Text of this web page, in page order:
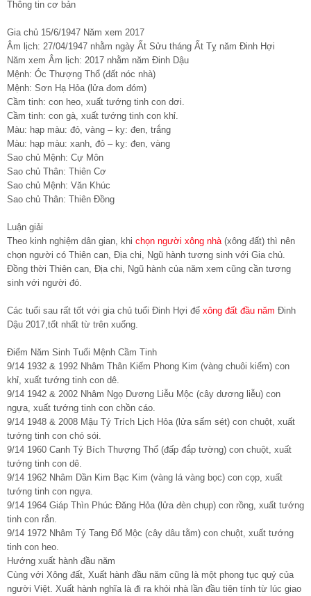
Thông tin cơ bản
Gia chủ 15/6/1947 Năm xem 2017
Âm lịch: 27/04/1947 nhằm ngày Ất Sửu tháng Ất Tỵ năm Đinh Hợi
Năm xem Âm lịch: 2017 nhằm năm Đinh Dậu
Mệnh: Óc Thượng Thổ (đất nóc nhà)
Mệnh: Sơn Hạ Hỏa (lửa đom đóm)
Cầm tinh: con heo, xuất tướng tinh con dơi.
Cầm tinh: con gà, xuất tướng tinh con khỉ.
Màu: hạp màu: đỏ, vàng – kỵ: đen, trắng
Màu: hạp màu: xanh, đỏ – kỵ: đen, vàng
Sao chủ Mệnh: Cự Môn
Sao chủ Thân: Thiên Cơ
Sao chủ Mệnh: Văn Khúc
Sao chủ Thân: Thiên Đồng
Luận giải
Theo kinh nghiệm dân gian, khi chọn người xông nhà (xông đất) thì nên
chọn người có Thiên can, Địa chi, Ngũ hành tương sinh với Gia chủ.
Đồng thời Thiên can, Địa chi, Ngũ hành của năm xem cũng cần tương
sinh với người đó.
Các tuổi sau rất tốt với gia chủ tuổi Đinh Hợi để xông đất đầu năm Đinh
Dậu 2017,tốt nhất từ trên xuống.
Điểm Năm Sinh Tuổi Mệnh Cầm Tinh
9/14 1932 & 1992 Nhâm Thân Kiếm Phong Kim (vàng chuôi kiếm) con
khỉ, xuất tướng tinh con dê.
9/14 1942 & 2002 Nhâm Ngọ Dương Liễu Mộc (cây dương liễu) con
ngựa, xuất tướng tinh con chồn cáo.
9/14 1948 & 2008 Mậu Tý Trích Lịch Hỏa (lửa sấm sét) con chuột, xuất
tướng tinh con chó sói.
9/14 1960 Canh Tý Bích Thượng Thổ (đấp đắp tường) con chuột, xuất
tướng tinh con dê.
9/14 1962 Nhâm Dần Kim Bạc Kim (vàng lá vàng bọc) con cọp, xuất
tướng tinh con ngựa.
9/14 1964 Giáp Thìn Phúc Đăng Hỏa (lửa đèn chụp) con rồng, xuất tướng
tinh con rắn.
9/14 1972 Nhâm Tý Tang Đố Mộc (cây dâu tằm) con chuột, xuất tướng
tinh con heo.
Hướng xuất hành đầu năm
Cùng với Xông đất, Xuất hành đầu năm cũng là một phong tục quý của
người Việt. Xuất hành nghĩa là đi ra khỏi nhà lần đầu tiên tính từ lúc giao